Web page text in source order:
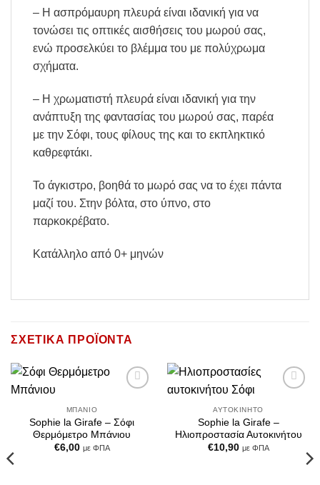
– Η ασπρόμαυρη πλευρά είναι ιδανική για να
τονώσει τις οπτικές αισθήσεις του μωρού σας,
ενώ προσελκύει το βλέμμα του με πολύχρωμα
σχήματα.
– Η χρωματιστή πλευρά είναι ιδανική για την
ανάπτυξη της φαντασίας του μωρού σας, παρέα
με την Σόφι, τους φίλους της και το εκπληκτικό
καθρεφτάκι.
Το άγκιστρο, βοηθά το μωρό σας να το έχει πάντα
μαζί του. Στην βόλτα, στο ύπνο, στο
παρκοκρέβατο.
Κατάλληλο από 0+ μηνών
ΣΧΕΤΙΚΆ ΠΡΟΪΌΝΤΑ
ΜΠΆΝΙΟ
Sophie la Girafe – Σόφι
Θερμόμετρο Μπάνιου
€6,00 με ΦΠΑ
ΑΥΤΟΚΊΝΗΤΟ
Sophie la Girafe –
Ηλιοπροστασία Αυτοκινήτου
€10,90 με ΦΠΑ